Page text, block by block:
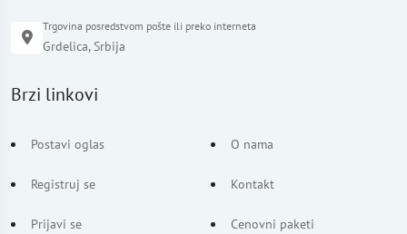
Trgovina posredstvom pošte ili preko interneta
Grdelica, Srbija
Brzi linkovi
Postavi oglas
Registruj se
Prijavi se
O nama
Kontakt
Cenovni paketi